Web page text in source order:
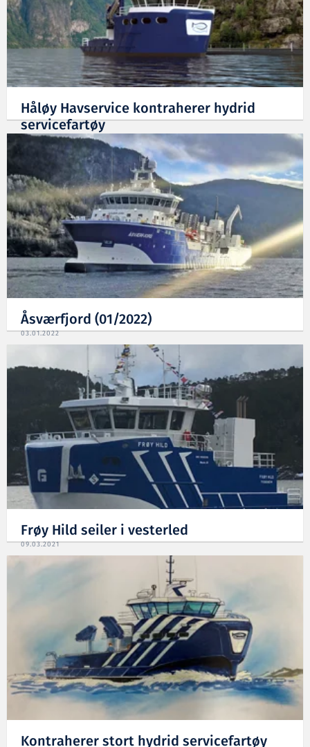
Håløy Havservice kontraherer hydrid
servicefartøy
22.06.2022
Åsværfjord (01/2022)
03.01.2022
Frøy Hild seiler i vesterled
09.03.2021
Kontraherer stort hydrid servicefartøy